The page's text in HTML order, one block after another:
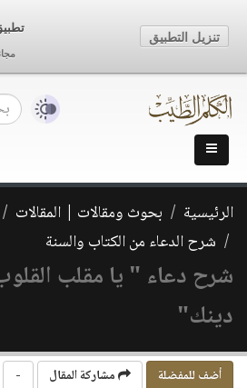
الرئيسية بحوث ومقالات | المقالات
شرح الدعاء من الكتاب والسنة
شرح دعاء " يا مقلب
دينك"
أضف للمفضلة مشاركة المقال -
تنزيل التطبيق